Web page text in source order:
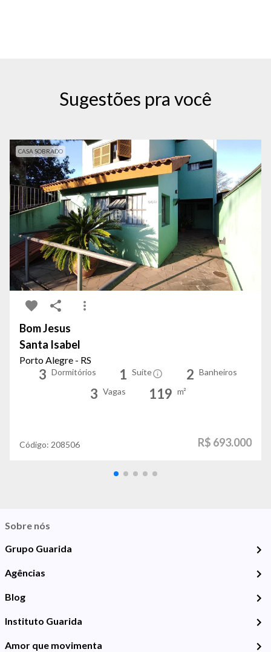
Sugestões pra você
CASA SOBRADO
Bom Jesus
Santa Isabel
Porto Alegre - RS
3 Dormitórios 1 Suíte 2 Banheiros
3 Vagas 119 m²
Código: 208506 R$ 693.000
Sobre nós
Grupo Guarida
Agências
Blog
Instituto Guarida
Amor que movimenta